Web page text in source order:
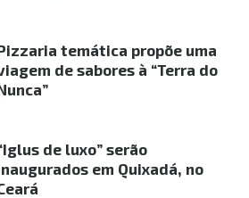
temática propõe uma
de sabores à “Terra do
de luxo” serão
em Quixadá, no